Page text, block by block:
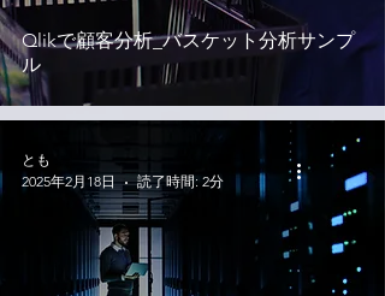
Qlikで顧客分析_バスケット分析サンプ
ル
とも
2025年2月18日
読了時間: 2分